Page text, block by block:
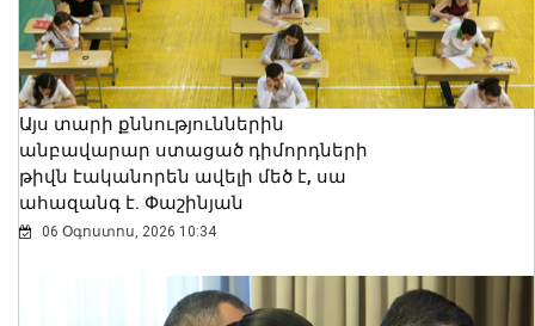
Այս տարի քննություններին
անբավարար ստացած դիմորդների
թիվն էականորեն ավելի մեծ է, սա
ահազանգ է. Փաշինյան
06 Օգոստոս, 2026 10:34